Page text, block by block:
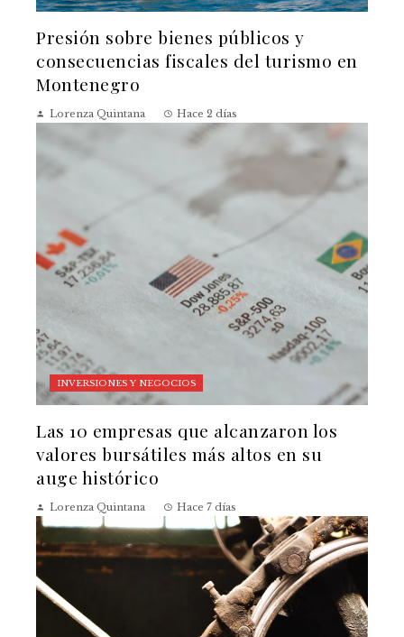
Presión sobre bienes públicos y
consecuencias fiscales del turismo en
Montenegro
Lorenza Quintana Hace 2 días
INVERSIONES Y NEGOCIOS
Las 10 empresas que alcanzaron los
valores bursátiles más altos en su
auge histórico
Lorenza Quintana Hace 7 días